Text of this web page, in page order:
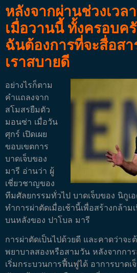
หลังจากผ่านช่วงเวล
เมื่อวานนี้ ทั้งครอบค
ฉันต้องการที่จะสื่อส
เราสบายดี
อย่างไรก็ตาม
คำแถลงจาก
สโมสรยืมตัว
มอนซ่า เมื่อวัน
ศุกร์ เปิดเผย
ขอบเขตการ
บาดเจ็บของ
มารี อ่านว่า ผู้
เชี่ยวชาญของ
ทีมศัลยกรรมทั่วไป บาดเจ็บของ นิกูเ
ทำการผ่าตัดเมื่อเช้านี้เพื่อสร้างกล้าม
บนหลังของ ปาโบล มารี
การผ่าตัดเป็นไปด้วยดี และคาดว่าจะ
พยาบาลสองหรือสามวัน หลังจากกา
เริ่มกระบวนการฟื้นฟูได้ อาการบาดเ